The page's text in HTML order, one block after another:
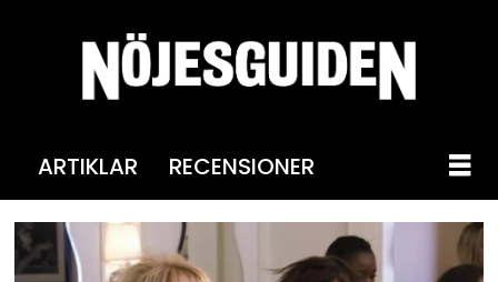
ARTIKLAR RECENSIONER